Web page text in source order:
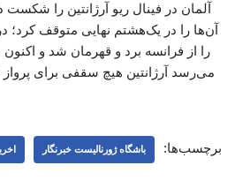
را از فرانسه برد و قهرمان شد و اکنون
می‌رسد آرژانتین هیچ سقفی برای پرواز
برچسب‌ها: باشگاه ژورنالیست خبرنگار